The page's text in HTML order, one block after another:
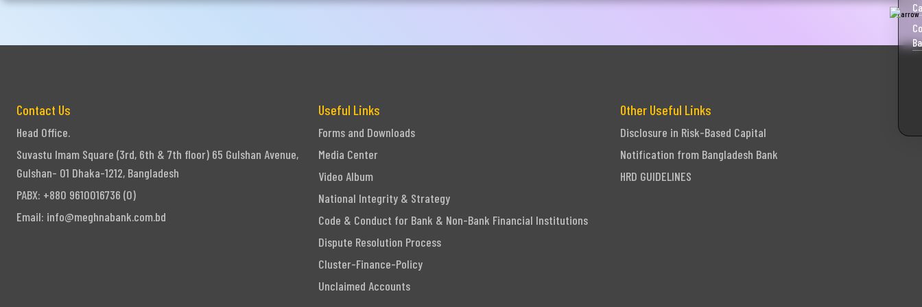
Contact Us
Head Office.
Suvastu Imam Square (3rd, 6th & 7th floor) 65 Gulshan Avenue,
Gulshan- 01 Dhaka-1212, Bangladesh
PABX: +880 9610016736 (0)
Email: info@meghnabank.com.bd
Useful Links
Forms and Downloads
Media Center
Video Album
National Integrity & Strategy
Code & Conduct for Bank & Non-Bank Financial Institutions
Dispute Resolution Process
Cluster-Finance-Policy
Unclaimed Accounts
Other Useful Links
Disclosure in Risk-Based Capital
Notification from Bangladesh Bank
HRD GUIDELINES
Submit